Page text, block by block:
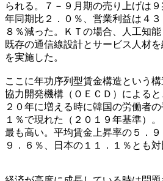
られる。７－９月期の売り上げは
年同期比２．０％、営業利益は４３
８％減った。ＫＴの場合、人工知
既存の通信線設計とサービス人材
を実施した。
ここに年功序列型賃金構造という
協力開発機構（ＯＥＣＤ）による
２０年に増える時に韓国の労働者
１％で現れた（２０１９年基準）
最も高い。平均賃金上昇率の５．
９．６％、日本の１１．１％とも対